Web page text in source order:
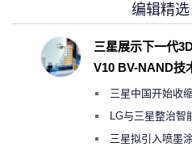
编辑精选
三星展示下一代
V10 BV-NAND技
三星中国开始收
月销售额不达标门
LG与三星整治智
偷偷共享带宽的违规
三星拟引入喷墨